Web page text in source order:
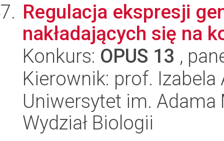
Regulacja ekspresji
nakładających się na
Konkurs: OPUS 13 ,
Kierownik: prof. Izabela
Uniwersytet im.
Wydział Biologii